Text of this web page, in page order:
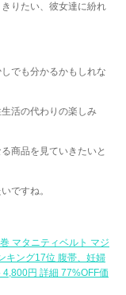
りたい、彼女達に紛れ
でも分かるかもしれな
活の代わりの楽しみ
商品を見ていきたいと
ですね。
マタニティベルト マジ
キング17位 腹帯、妊婦
円 詳細 77%OFF価